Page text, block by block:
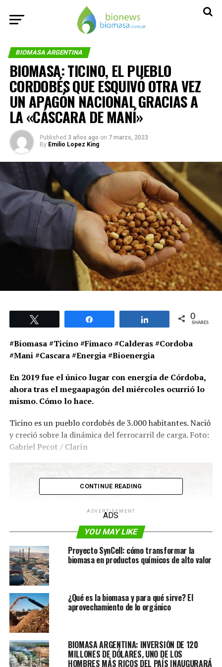
BIOMASA ARGENTINA
BIOMASA: TICINO, EL PUEBLO
CORDOBÉS QUE ESQUIVÓ OTRA VEZ
UN APAGÓN NACIONAL GRACIAS A
LA «CÁSCARA DE MANÍ»
Published 3 años ago on 7 marzo, 2023
By Emilio Lopez King
0
SHARES
#Biomasa #Ticino #Fimaco #Calderas #Cordoba
#Mani #Cascara #Energia #Bioenergia
En 2019 fue el único lugar con energía de Córdoba,
ahora tras el megaapagón del miércoles ocurrió lo
mismo. Cómo lo hace.
Ticino es un pueblo cordobés de 3.000 habitantes. Nació
y creció sobre la dinámica del ferrocarril de carga. Foto:
Gabriel Pecot / Clarín
Ya pasó en 2019, y volvió a repetirse en este 2023. La
localidad cordobesa de Ticino logró ser autosustentable
gracias a un sistema debiomasay no sufrió el apagón
energético que padecieron 20 millones de argentinos.
CONTINUE READING
ADVERTISEMENT
ADS
YOU MAY LIKE
Proyecto SynCell: cómo transformar la
biomasa en productos químicos de alto valor
¿Qué es la biomasa y para qué sirve? El
aprovechamiento de lo orgánico
BIOMASA ARGENTINA: INVERSIÓN DE 120
MILLONES DE DÓLARES, UNO DE LOS
HOMBRES MÁS RICOS DEL PAÍS INAUGURARÁ